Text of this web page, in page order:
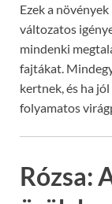
Ezek a
változatos
mindenki
fajtákat.
kertnek, és ha
folyamatos
Rózsa: